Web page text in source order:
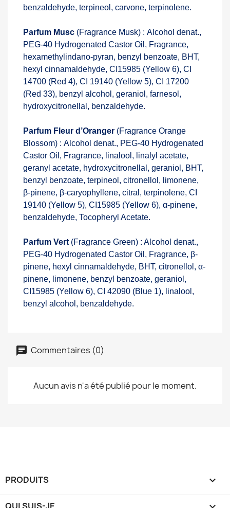
benzaldehyde, terpineol, carvone, terpinolene.
Parfum Musc (Fragrance Musk) : Alcohol denat.,
PEG-40 Hydrogenated Castor Oil, Fragrance,
hexamethylindano-pyran, benzyl benzoate, BHT,
hexyl cinnamaldehyde, CI15985 (Yellow 6), CI
14700 (Red 4), CI 19140 (Yellow 5), CI 17200
(Red 33), benzyl alcohol, geraniol, farnesol,
hydroxycitronellal, benzaldehyde.
Parfum Fleur d’Oranger (Fragrance Orange
Blossom) : Alcohol denat., PEG-40 Hydrogenated
Castor Oil, Fragrance, linalool, linalyl acetate,
geranyl acetate, hydroxycitronellal, geraniol, BHT,
benzyl benzoate, terpineol, citronellol, limonene,
β-pinene, β-caryophyllene, citral, terpinolene, CI
19140 (Yellow 5), CI15985 (Yellow 6), α-pinene,
benzaldehyde, Tocopheryl Acetate.
Parfum Vert (Fragrance Green) : Alcohol denat.,
PEG-40 Hydrogenated Castor Oil, Fragrance, β-
pinene, hexyl cinnamaldehyde, BHT, citronellol, α-
pinene, limonene, benzyl benzoate, geraniol,
CI15985 (Yellow 6), CI 42090 (Blue 1), linalool,
benzyl alcohol, benzaldehyde.
Commentaires (0)
Aucun avis n'a été publié pour le moment.
PRODUITS 